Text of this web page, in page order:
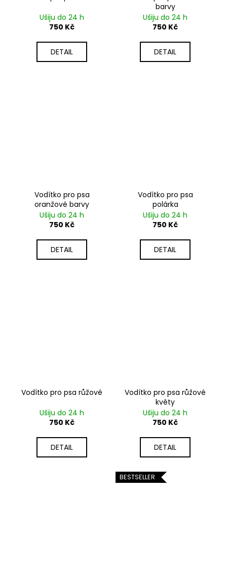
Ušiju do 24 h
750 Kč
DETAIL
barvy
Ušiju do 24 h
750 Kč
DETAIL
Vodítko pro psa
oranžové barvy
Ušiju do 24 h
750 Kč
DETAIL
Vodítko pro psa
polárka
Ušiju do 24 h
750 Kč
DETAIL
Vodítko pro psa růžové
Ušiju do 24 h
750 Kč
DETAIL
Vodítko pro psa růžové
květy
Ušiju do 24 h
750 Kč
DETAIL
BESTSELLER